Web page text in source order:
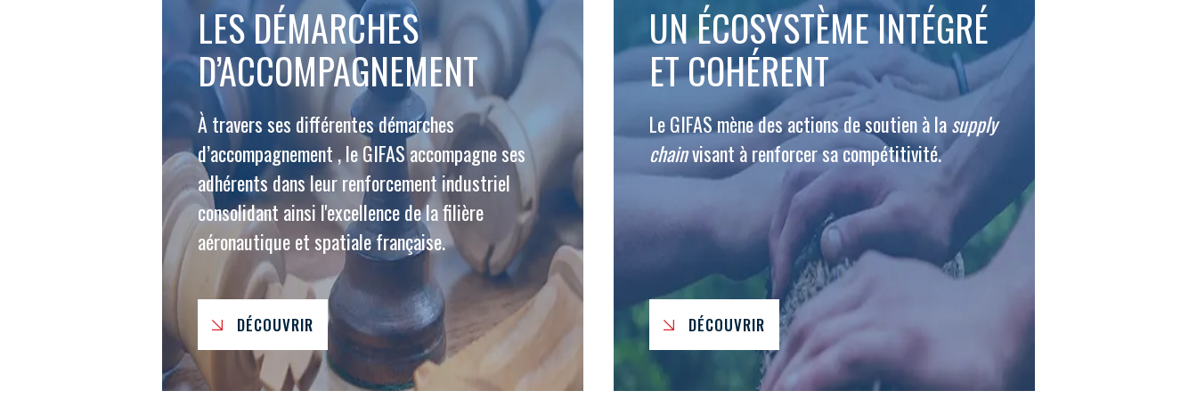
LES DÉMARCHES
D’ACCOMPAGNEMENT
À travers ses différentes démarches
d’accompagnement , le GIFAS accompagne ses
adhérents dans leur renforcement industriel
consolidant ainsi l'excellence de la filière
aéronautique et spatiale française.
DÉCOUVRIR
UN ÉCOSYSTÈME INTÉGRÉ
ET COHÉRENT
Le GIFAS mène des actions de soutien à lasupply
chainvisant à renforcer sa compétitivité.
DÉCOUVRIR
VOUS ÊTES
PAS ENCORE ADHÉRENT ?
Fermer